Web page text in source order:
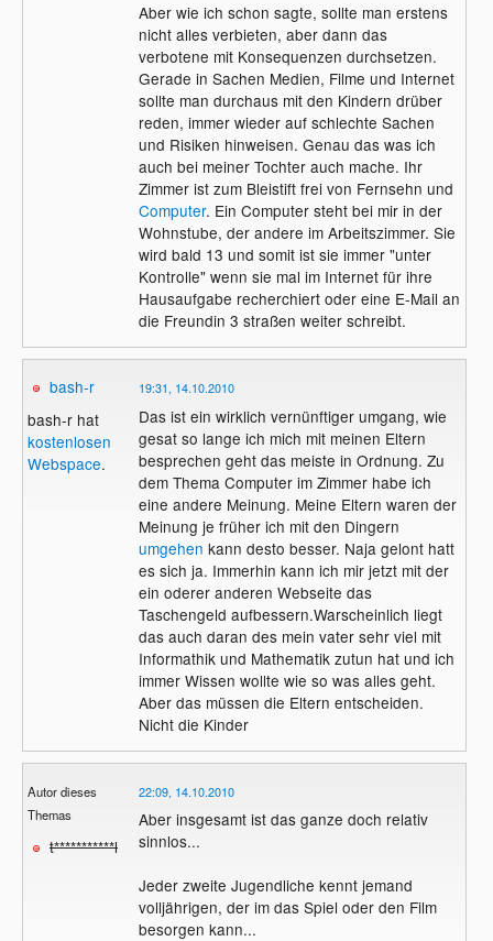
Aber wie ich schon sagte, sollte man erstens
nicht alles verbieten, aber dann das
verbotene mit Konsequenzen durchsetzen.
Gerade in Sachen Medien, Filme und Internet
sollte man durchaus mit den Kindern drüber
reden, immer wieder auf schlechte Sachen
und Risiken hinweisen. Genau das was ich
auch bei meiner Tochter auch mache. Ihr
Zimmer ist zum Bleistift frei von Fernsehn und
Computer. Ein Computer steht bei mir in der
Wohnstube, der andere im Arbeitszimmer. Sie
wird bald 13 und somit ist sie immer "unter
Kontrolle" wenn sie mal im Internet für ihre
Hausaufgabe recherchiert oder eine E-Mail an
die Freundin 3 straßen weiter schreibt.
bash-r
bash-r hat
kostenlosen
Webspace.
19:31, 14.10.2010
Das ist ein wirklich vernünftiger umgang, wie
gesat so lange ich mich mit meinen Eltern
besprechen geht das meiste in Ordnung. Zu
dem Thema Computer im Zimmer habe ich
eine andere Meinung. Meine Eltern waren der
Meinung je früher ich mit den Dingern
umgehen kann desto besser. Naja gelont hatt
es sich ja. Immerhin kann ich mir jetzt mit der
ein oderer anderen Webseite das
Taschengeld aufbessern.Warscheinlich liegt
das auch daran des mein vater sehr viel mit
Informathik und Mathematik zutun hat und ich
immer Wissen wollte wie so was alles geht.
Aber das müssen die Eltern entscheiden.
Nicht die Kinder
Autor dieses
Themas
t***********l
22:09, 14.10.2010
Aber insgesamt ist das ganze doch relativ
sinnlos...
Jeder zweite Jugendliche kennt jemand
volljährigen, der im das Spiel oder den Film
besorgen kann...